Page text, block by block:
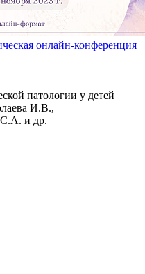
онлайн-конференция
патологии у детей
И.В.,
и др.